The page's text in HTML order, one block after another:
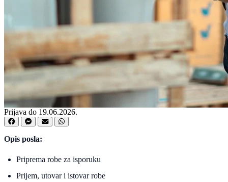
Prijava do 19.06.2026.
Opis posla:
Priprema robe za isporuku
Prijem, utovar i istovar robe